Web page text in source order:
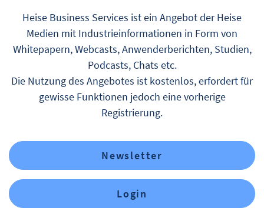
Heise Business Services ist ein Angebot der Heise
Medien mit Industrieinformationen in Form von
Whitepapern, Webcasts, Anwenderberichten, Studien,
Podcasts, Chats etc.
Die Nutzung des Angebotes ist kostenlos, erfordert für
gewisse Funktionen jedoch eine vorherige
Registrierung.
Newsletter
Login